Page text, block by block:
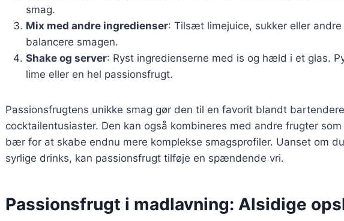
smag.
Mix med andre ingredienser: Tilsæt limejuice, sukker eller
balancere smagen.
Shake og server: Ryst ingredienserne med is og hæld i et glas.
lime eller en hel passionsfrugt.
Passionsfrugtens unikke smag gør den til en favorit blandt
cocktailentusiaster. Den kan også kombineres med andre frugter
bær for at skabe endnu mere komplekse smagsprofiler. Uanset om
syrlige drinks, kan passionsfrugt tilføje en spændende vri.
Passionsfrugt i madlavning: Alsidige